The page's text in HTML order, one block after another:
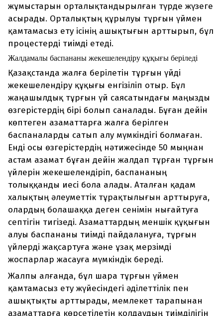
жұмыстарын орталықтандырылған түрде жүзеге
асырады. Орталықтың құрылуы тұрғын үймен
қамтамасыз ету ісінің ашықтығын арттырып, бұл
процестерді тиімді етеді.
Жалдамалы баспананы жекешелендіру құқығы беріледі
Қазақстанда жалға берілетін тұрғын үйді
жекешелендіру құқығы енгізіліп отыр. Бұл
жаңашылдық тұрғын үй саясатындағы маңызды
өзгерістердің бірі болып саналады. Бұған дейін
көптеген азаматтарға жалға берілген
баспаналарды сатып алу мүмкіндігі болмаған.
Енді осы өзгерістердің нәтижесінде 50 мыңнан
астам азамат бұған дейін жалдап тұрған тұрғын
үйлерін жекешелендіріп, баспананың
толыққанды иесі бола алады. Аталған қадам
халықтың әлеуметтік тұрақтылығын арттыруға,
олардың болашаққа деген сенімін нығайтуға
септігін тигізеді. Азаматтардың меншік құқығын
алуы баспананы тиімді пайдалануға, тұрғын
үйлерді жақсартуға және ұзақ мерзімді
жоспарлар жасауға мүмкіндік береді.
Жалпы алғанда, бұл шара тұрғын үймен
қамтамасыз ету жүйесіндегі әділеттілік пен
ашықтықты арттырады, мемлекет тарапынан
азаматтарға көрсетілетін қолдаудың тиімділігін